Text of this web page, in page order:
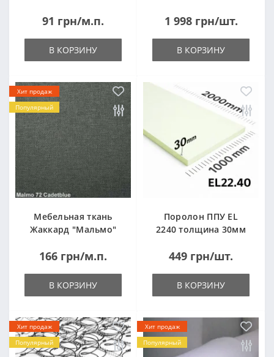
91 грн/м.п.
В КОРЗИНУ
1 998 грн/шт.
В КОРЗИНУ
Хит продаж
Популярный
Мебельная ткань
Жаккард "Мальмо"
166 грн/м.п.
В КОРЗИНУ
Поролон ППУ EL
2240 толщина 30мм
(1000x2000мм)
449 грн/шт.
В КОРЗИНУ
Хит продаж
Популярный
Хит продаж
Популярный